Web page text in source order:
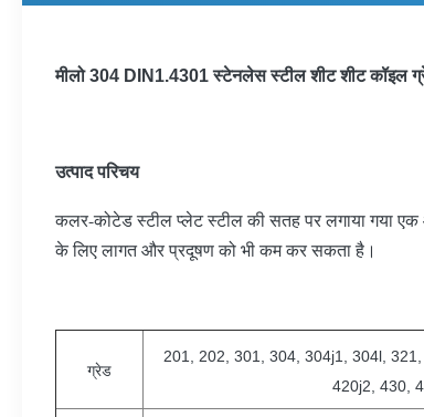
मीलो 304 DIN1.4301 स्टेनलेस स्टील शीट शीट कॉइल
उत्पाद परिचय
कलर-कोटेड स्टील प्लेट स्टील की सतह पर लगाया गया
के लिए लागत और प्रदूषण को भी कम कर सकता है।
ग्रेड
201, 202, 301, 304, 304j1, 304l,
420j2, 430,